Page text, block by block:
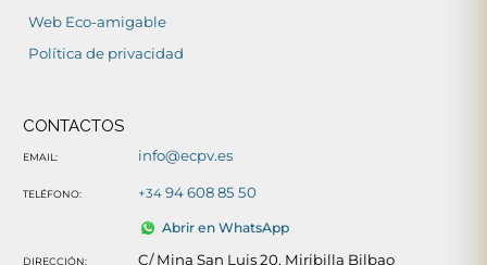
Web Eco-amigable
Política de privacidad
CONTACTOS
EMAIL: info@ecpv.es
TELÉFONO: +3494 608 85 50
Abrir en WhatsApp
DIRECCIÓN:
C/ Mina San Luis 20, Miribilla Bilbao